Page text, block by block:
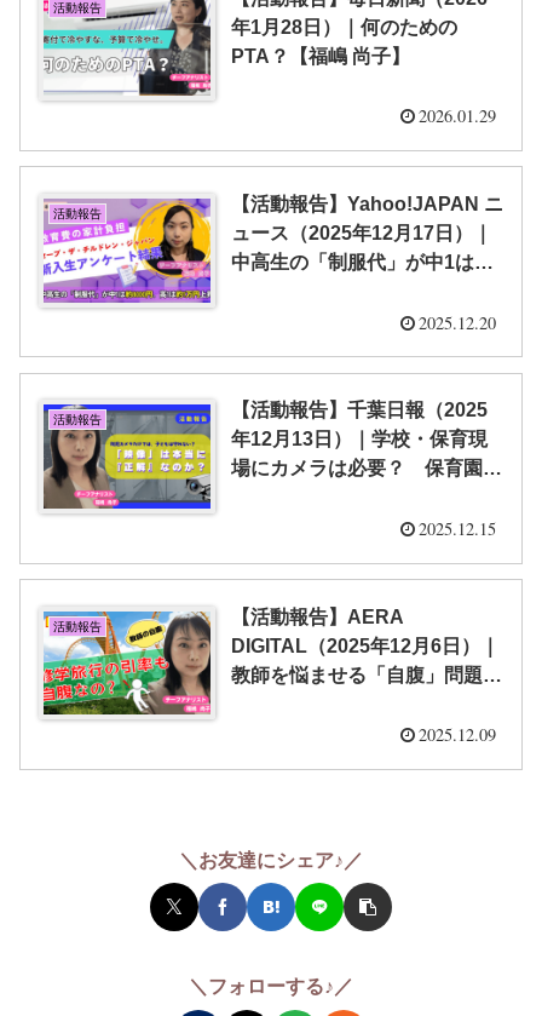
活動報告
年1月28日）｜何のための
PTA？【福嶋 尚子】
2026.01.29
活動報告
【活動報告】Yahoo!JAPAN ニ
ュース（2025年12月17日）｜
中高生の「制服代」が中1は約
授業料無償でも重い「教育費の
い？【福嶋 尚子】
2025.12.20
活動報告
【活動報告】千葉日報（2025
年12月13日）｜学校・保育現
場にカメラは必要？ 保育園の
界」の指摘も【福嶋 尚子】
2025.12.15
活動報告
【活動報告】AERA
DIGITAL（2025年12月6日）｜
教師を悩ませる「自腹」問題が
宿泊行事の下見代…ブラック労
2025.12.09
＼お友達にシェア♪／
＼フォローする♪／